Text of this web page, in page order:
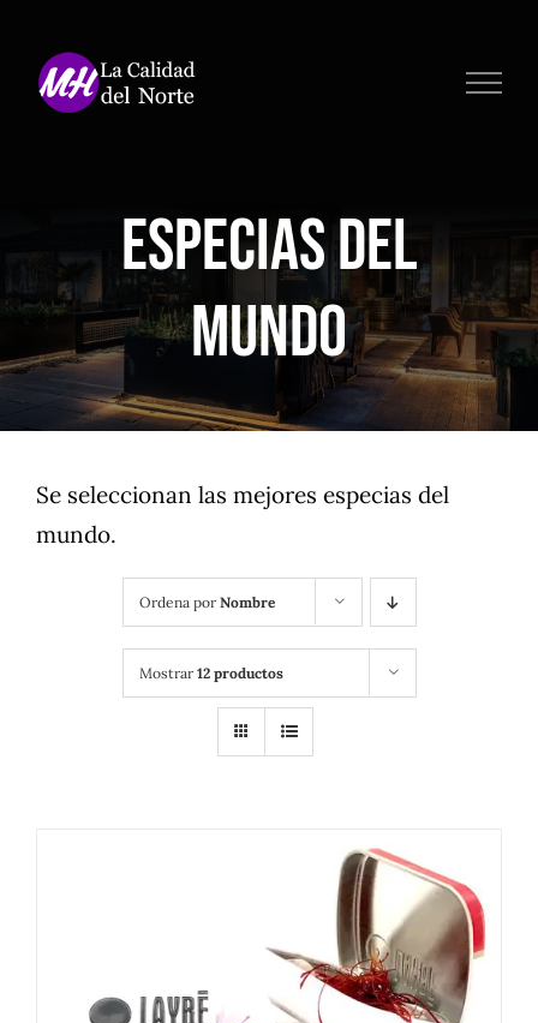
contenido
Especias del
mundo
Se seleccionan las mejores especias del
mundo.
Ordena por Nombre
Mostrar 12 productos